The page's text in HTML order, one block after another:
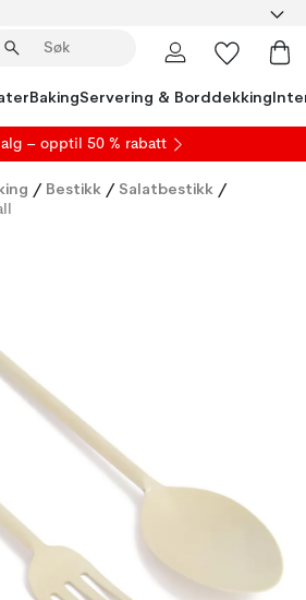
BakingServering & Borddekking
– opptil 50 % rabatt
/ Bestikk / Salatbestikk /